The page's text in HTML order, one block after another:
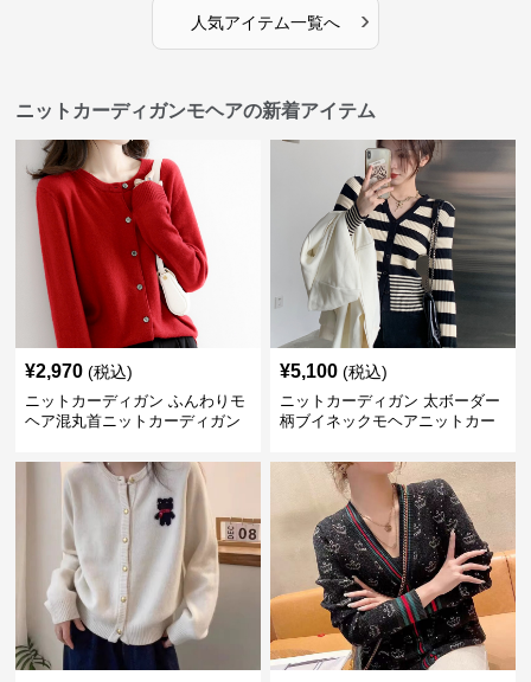
人気アイテム一覧へ ›
ニットカーディガンモヘアの新着アイテム
¥2,970 (税込)
ニットカーディガン ふんわりモ
ヘア混丸首ニットカーディガン
¥5,100 (税込)
ニットカーディガン 太ボーダー
柄ブイネックモヘアニットカー